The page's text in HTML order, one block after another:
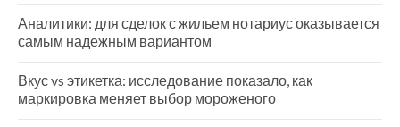
Аналитики: для сделок с жильем нотариус оказывается
самым надежным вариантом
Вкус vs этикетка: исследование показало, как
маркировка меняет выбор мороженого